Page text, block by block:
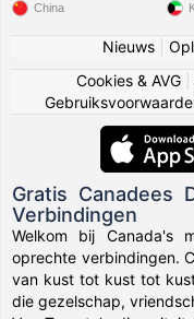
China
Nieuws|
Cookies & AVG
Gratis Canadees
Verbindingen
Welkom bij Canada's
oprechte verbindingen.
van kust tot kust tot
die gezelschap,